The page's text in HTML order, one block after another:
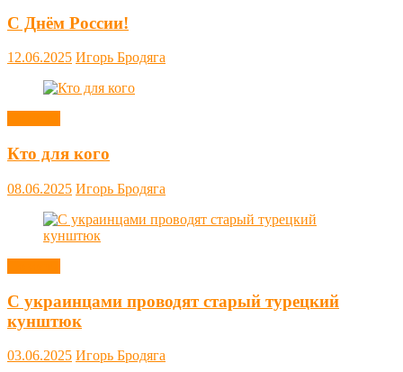
С Днём России!
12.06.2025 Игорь Бродяга
Кто для кого
08.06.2025 Игорь Бродяга
С украинцами проводят старый турецкий
кунштюк
03.06.2025 Игорь Бродяга